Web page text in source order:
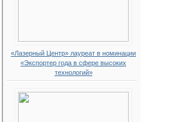
«Лазерный Центр» лауреат в номинации
«Экспортер года в сфере высоких
технологий»